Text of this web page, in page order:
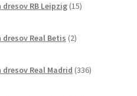
RB Leipzig 15izdelkov
Real Betis 2izdelka
Real Madrid 336izdelkov